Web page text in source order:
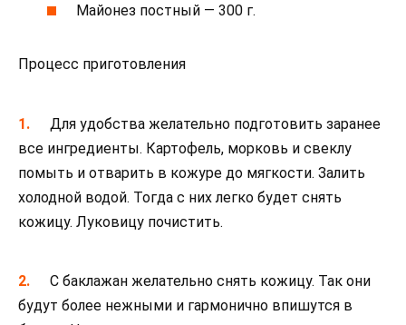
Майонез постный — 300 г.
Процесс приготовления
Для удобства желательно подготовить заранее
все ингредиенты. Картофель, морковь и свеклу
помыть и отварить в кожуре до мягкости. Залить
холодной водой. Тогда с них легко будет снять
кожицу. Луковицу почистить.
С баклажан желательно снять кожицу. Так они
будут более нежными и гармонично впишутся в